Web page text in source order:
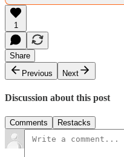
1
Share
Previous
Next
Discussion about this post
Comments Restacks